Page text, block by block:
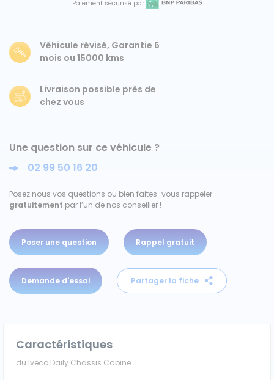
Fiat
Ford
Iveco
Nissan
Peugeot
Renault
Volkswagen
Véhicules 0 km
Paiement sécurisé par
Véhicule révisé, Garantie 6
mois ou 15000 kms
Livraison possible près de
chez vous
Une question sur ce véhicule ?
02 99 50 16 20
Posez nous vos questions ou bien faites-vous rappeler
gratuitement par l’un de nos conseiller !
Poser une question Rappel gratuit
Demande d'essai Partager la fiche
Caractéristiques
du Iveco Daily Chassis Cabine